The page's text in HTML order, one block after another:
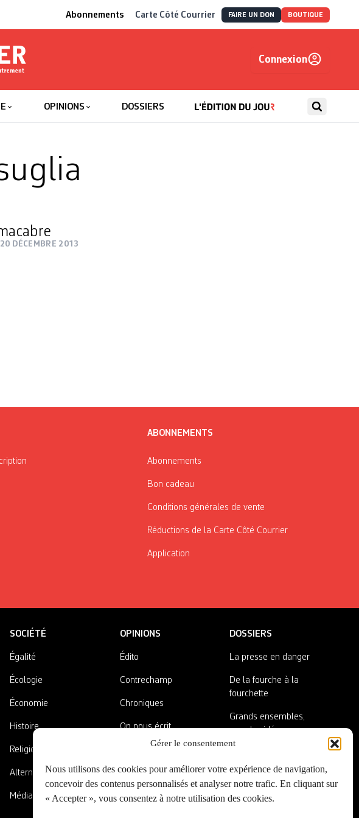
Gérer le consentement
Nous utilisons des cookies pour améliorer votre expérience de navigation,
concevoir des contenus personnalisés et analyser notre trafic. En cliquant sur
« Accepter », vous consentez à notre utilisation des cookies.
Abonnements Carte Côté Courrier FAIRE UN DON BOUTIQUE
Connexion
OPINIONS DOSSIERS
DÉCEMBRE 2013
ABONNEMENTS
Abonnements
Bon cadeau
Conditions générales de vente
Réductions de la Carte Côté Courrier
Application
SOCIÉTÉ
Égalité
Écologie
Économie
Histoire
Religions
Alternatives
Médias
OPINIONS
Édito
Contrechamp
Chroniques
On nous écrit
A côté de la plaque
DOSSIERS
La presse en danger
De la fourche à la
fourchette
Grands ensembles,
grandes idées